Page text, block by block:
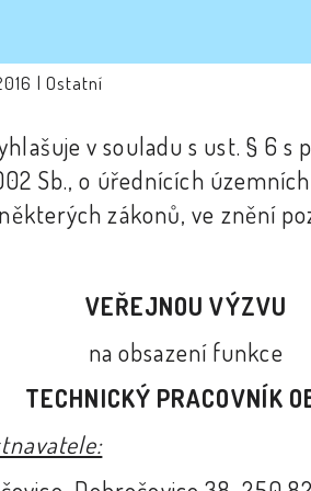
| Ostatní
v souladu s ust. § 6
Sb., o úřednících
zákonů, ve znění
VEŘEJNOU VÝZVU
na obsazení funkce
TECHNICKÝ PRACOVNÍK